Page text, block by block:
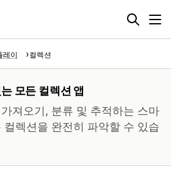
레이 컬렉션
모든 컬렉션 앱
져오기, 분류 및 추적하는 스마
컬렉션을 완전히 파악할 수 있습